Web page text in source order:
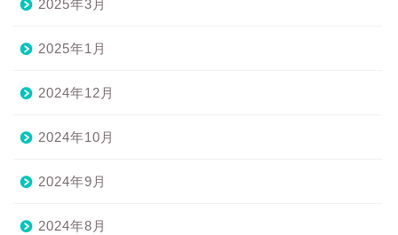
2025年3月
2025年1月
2024年12月
2024年10月
2024年9月
2024年8月